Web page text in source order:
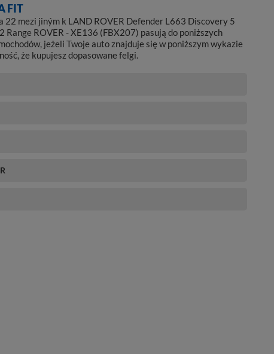
FIT
22 mezi jiným k LAND ROVER Defender L663 Discovery 5
Range ROVER - XE136 (FBX207) pasują do poniższych
jeżeli Twoje auto znajduje się w poniższym wykazie
że kupujesz dopasowane felgi.